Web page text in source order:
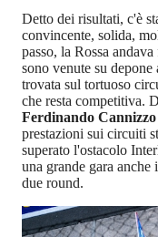
Detto dei risultati, c'è
convincente, solida,
passo, la Rossa
sono venute su
trovata sul tortuoso
che resta competitiva.
Ferdinando Cannizzo
prestazioni sui circuiti
superato l'ostacolo
una grande gara anche
due round.